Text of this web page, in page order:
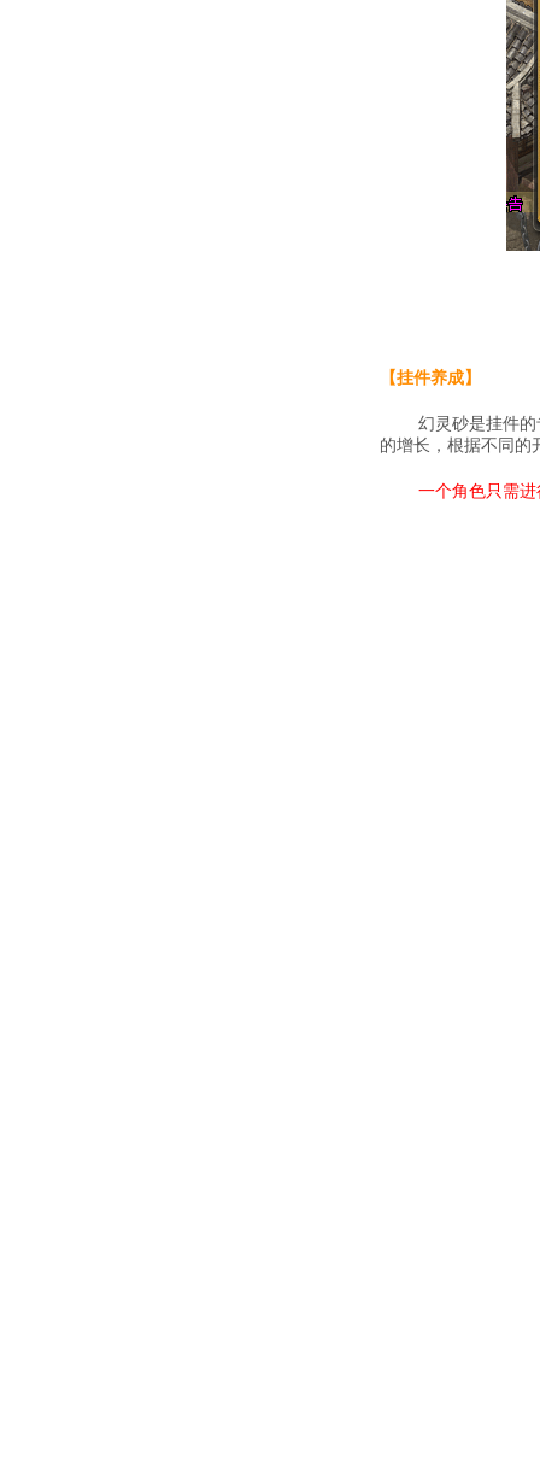
【挂件养成】
幻灵砂是挂件的专
的增长，根据不同的
一个角色只需进行